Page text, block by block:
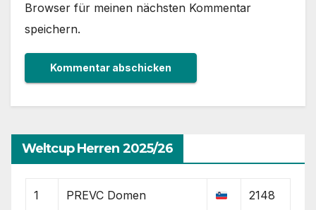
Browser für meinen nächsten Kommentar
speichern.
Weltcup Herren 2025/26
1 PREVC Domen 2148